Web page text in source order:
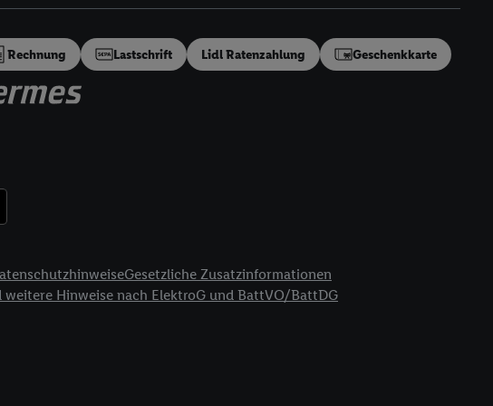
Rechnung Lastschrift Lidl Ratenzahlung Geschenkkarte
Gesetzliche Zusatzinformationen
Hinweise nach ElektroG und BattVO/BattDG
über „Anpassen“/„Nutzung der
von Utiq.
zulassen. Durch einen Klick auf
unter Einbindung sämtlicher
zulassen; das gilt auch für die
Bereitstellung und
übermittelter Informationen,
basierten Utiq-
Angebote. Analyse von